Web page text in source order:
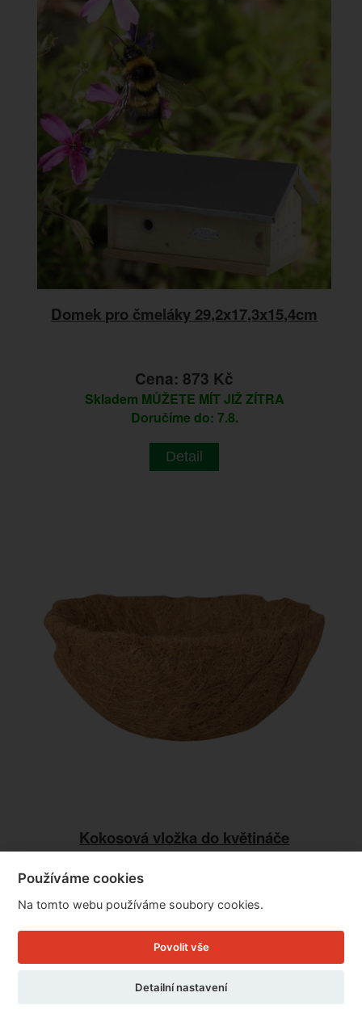
Domek pro čmeláky 29,2x17,3x15,4cm
Cena: 873 Kč
Skladem MŮŽETE MÍT JIŽ ZÍTRA
Doručíme do: 7.8.
Detail
Kokosová vložka do květináče
Cena: 129 Kč
MŮŽETE MÍT JIŽ ZÍTRA
Doručíme do: 7.8.
Používáme cookies
Na tomto webu používáme soubory cookies.
Povolit vše
Detailní nastavení